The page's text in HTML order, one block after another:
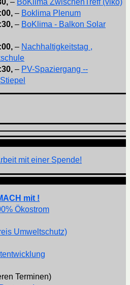
, – BoKlima ZwischenTreff (viko)
, – Boklima Plenum
, – BoKlima - Balkon Solar
, – Nachhaltigkeitstag ,
, – PV-Spaziergang --
mit einer Spende!
mit !
Ökostrom
Umweltschutz)
Terminen)